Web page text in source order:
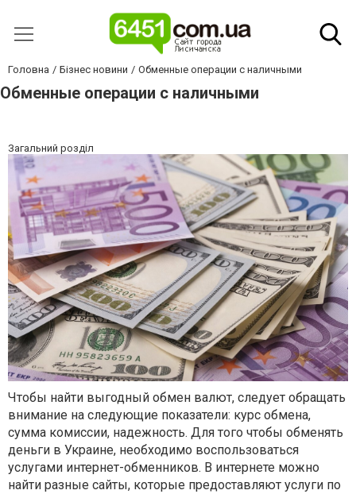
Головна Бізнес новини Обменные операции с наличными
Обменные операции с наличными
Загальний розділ
Чтобы найти выгодный обмен валют, следует обращать
внимание на следующие показатели: курс обмена,
сумма комиссии, надежность. Для того чтобы обменять
деньги в Украине, необходимо воспользоваться
услугами интернет-обменников. В интернете можно
найти разные сайты, которые предоставляют услуги по